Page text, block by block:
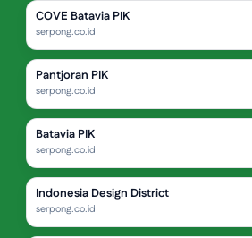
COVE Batavia PIK
serpong.co.id
Pantjoran PIK
serpong.co.id
Batavia PIK
serpong.co.id
Indonesia Design District
serpong.co.id